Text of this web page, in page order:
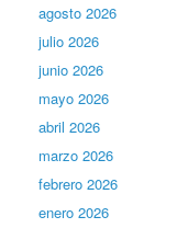
agosto 2026
julio 2026
junio 2026
mayo 2026
abril 2026
marzo 2026
febrero 2026
enero 2026